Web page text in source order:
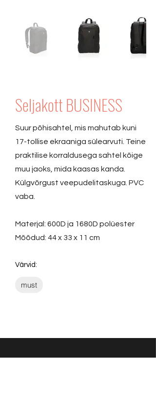
Seljakott BUSINESS
Suur põhisahtel, mis mahutab kuni
17-tollise ekraaniga sülearvuti. Teine
praktilise korraldusega sahtel kõige
muu jaoks, mida kaasas kanda.
Külgvõrgust veepudelitaskuga. PVC
vaba.
Materjal: 600D ja 1680D polüester
Mõõdud: 44 x 33 x 11 cm
Värvid:
must